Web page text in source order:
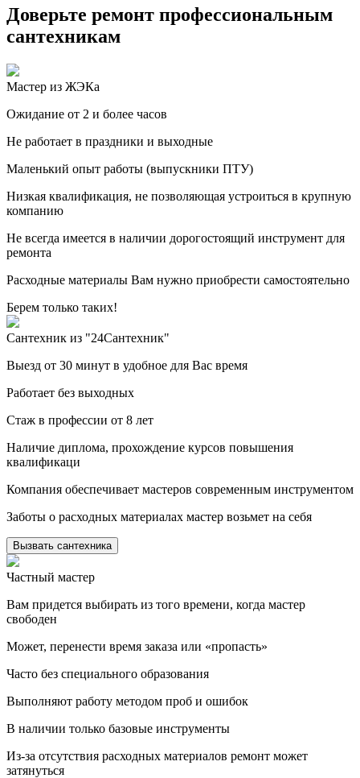
Доверьте ремонт профессиональным
сантехникам
Мастер из ЖЭКа
Ожидание от 2 и более часов
Не работает в праздники и выходные
Маленький опыт работы (выпускники ПТУ)
Низкая квалификация, не позволяющая устроиться в крупную
компанию
Не всегда имеется в наличии дорогостоящий инструмент для
ремонта
Расходные материалы Вам нужно приобрести самостоятельно
Берем только таких!
Сантехник из "24Сантехник"
Выезд от 30 минут в удобное для Вас время
Работает без выходных
Стаж в профессии от 8 лет
Наличие диплома, прохождение курсов повышения
квалификаци
Компания обеспечивает мастеров современным инструментом
Заботы о расходных материалах мастер возьмет на себя
Вызвать сантехника
Частный мастер
Вам придется выбирать из того времени, когда мастер
свободен
Может, перенести время заказа или «пропасть»
Часто без специального образования
Выполняют работу методом проб и ошибок
В наличии только базовые инструменты
Из-за отсутствия расходных материалов ремонт может
затянуться